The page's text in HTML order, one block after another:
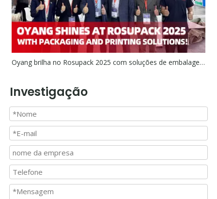
Oyang brilha no Rosupack 2025 com soluções de embalagem e impressão!
Investigação